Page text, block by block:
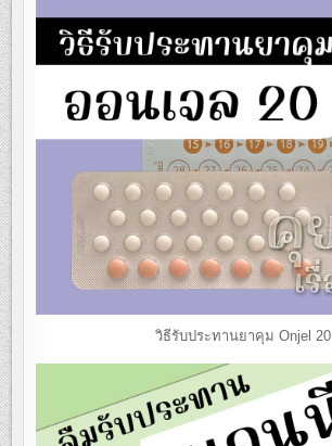
วิธีรับประทานยาคุม Onjel 20